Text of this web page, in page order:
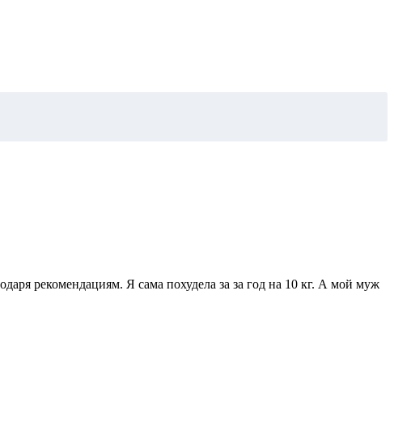
рекомендациям. Я сама похудела за за год на 10 кг. А мой муж